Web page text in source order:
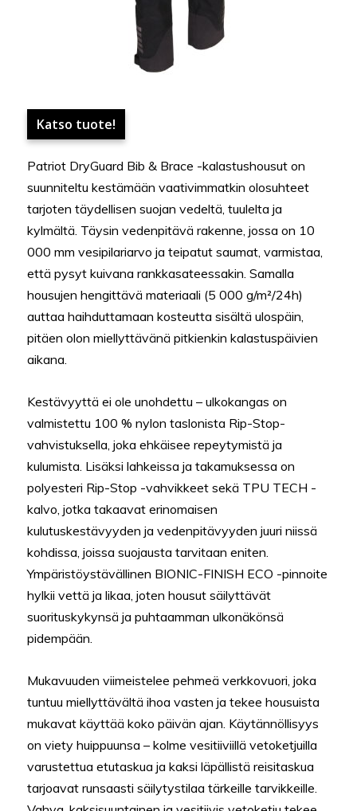
Katso tuote!
Patriot DryGuard Bib & Brace -kalastushousut on
suunniteltu kestämään vaativimmatkin olosuhteet
tarjoten täydellisen suojan vedeltä, tuulelta ja
kylmältä. Täysin vedenpitävä rakenne, jossa on 10
000 mm vesipilariarvo ja teipatut saumat, varmistaa,
että pysyt kuivana rankkasateessakin. Samalla
housujen hengittävä materiaali (5 000 g/m²/24h)
auttaa haihduttamaan kosteutta sisältä ulospäin,
pitäen olon miellyttävänä pitkienkin kalastuspäivien
aikana.
Kestävyyttä ei ole unohdettu – ulkokangas on
valmistettu 100 % nylon taslonista Rip-Stop-
vahvistuksella, joka ehkäisee repeytymistä ja
kulumista. Lisäksi lahkeissa ja takamuksessa on
polyesteri Rip-Stop -vahvikkeet sekä TPU TECH -
kalvo, jotka takaavat erinomaisen
kulutuskestävyyden ja vedenpitävyyden juuri niissä
kohdissa, joissa suojausta tarvitaan eniten.
Ympäristöystävällinen BIONIC-FINISH ECO -pinnoite
hylkii vettä ja likaa, joten housut säilyttävät
suorituskykynsä ja puhtaamman ulkonäkönsä
pidempään.
Mukavuuden viimeistelee pehmeä verkkovuori, joka
tuntuu miellyttävältä ihoa vasten ja tekee housuista
mukavat käyttää koko päivän ajan. Käytännöllisyys
on viety huippuunsa – kolme vesitiiviillä vetoketjuilla
varustettua etutaskua ja kaksi läpällistä reisitaskua
tarjoavat runsaasti säilytystilaa tärkeille tarvikkeille.